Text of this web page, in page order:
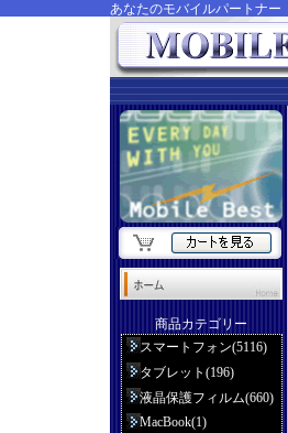
あなたのモバイルパートナー
商品カテゴリー
スマートフォン(5116)
タブレット(196)
液晶保護フィルム(660)
MacBook(1)